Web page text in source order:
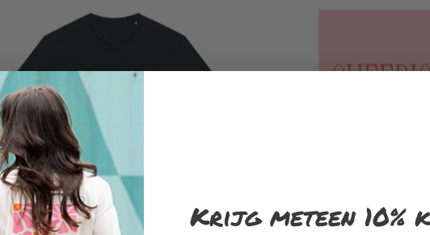
Krijg meteen 10%